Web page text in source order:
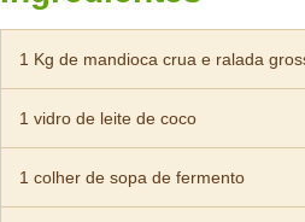
1 Kg de mandioca crua e ralada
1 vidro de leite de coco
1 colher de sopa de fermento